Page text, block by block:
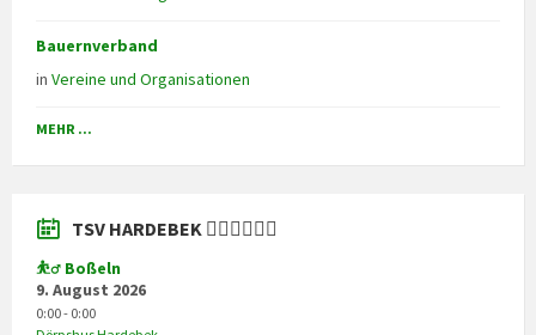
Bauernverband
in Vereine und Organisationen
MEHR ...
TSV HARDEBEK 🧘‍♀️🤸‍♀️🏃‍♂️
⛹️‍♂️ Boßeln
9. August 2026
0:00 - 0:00